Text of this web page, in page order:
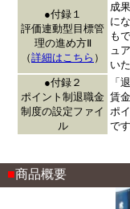
●付録１
評価連動型目標管
理の進め方Ⅱ
（詳細はこちら ）
成
に
も
ュ
い
●付録２
ポイント制退職金
制度の設定ファイ
ル
「
賃
ポ
です
■商品概要